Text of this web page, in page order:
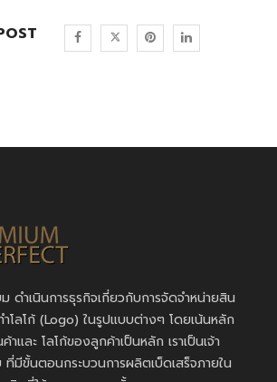
ดำเนินการธุรกิจเกี่ยวกับการจัดจำหน่ายสิน
โลโก้ (Logo) ในรูปแบบต่างๆ โดยเน้นหลัก
าและ โลโก้ของลูกค้าเป็นหลัก เราเป็นเจ้า
ที่มีขั้นตอนกระบวนการผลิตเบ็ดเสร็จภายใน